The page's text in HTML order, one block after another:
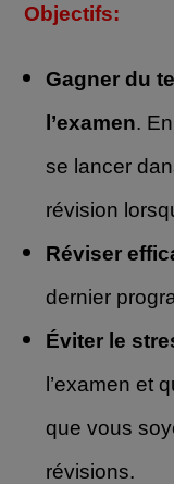
Objectifs:
Gagner du
l’examen.
se lancer
révision
Réviser
dernier
Éviter le
l’examen et
que vous
révisions.